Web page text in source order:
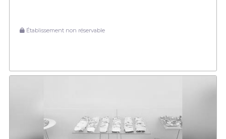
Établissement non réservable